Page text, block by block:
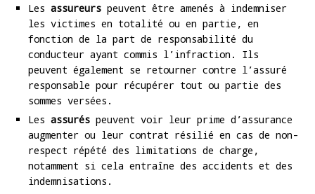
Les assureurs peuvent être amenés à indemniser
les victimes en totalité ou en partie, en
fonction de la part de responsabilité du
conducteur ayant commis l’infraction. Ils
peuvent également se retourner contre l’assuré
responsable pour récupérer tout ou partie des
sommes versées.
Les assurés peuvent voir leur prime d’assurance
augmenter ou leur contrat résilié en cas de non-
respect répété des limitations de charge,
notamment si cela entraîne des accidents et des
indemnisations.